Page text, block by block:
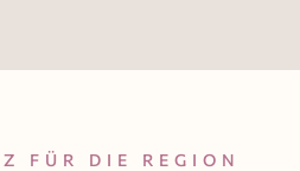
FÜR DIE REGION